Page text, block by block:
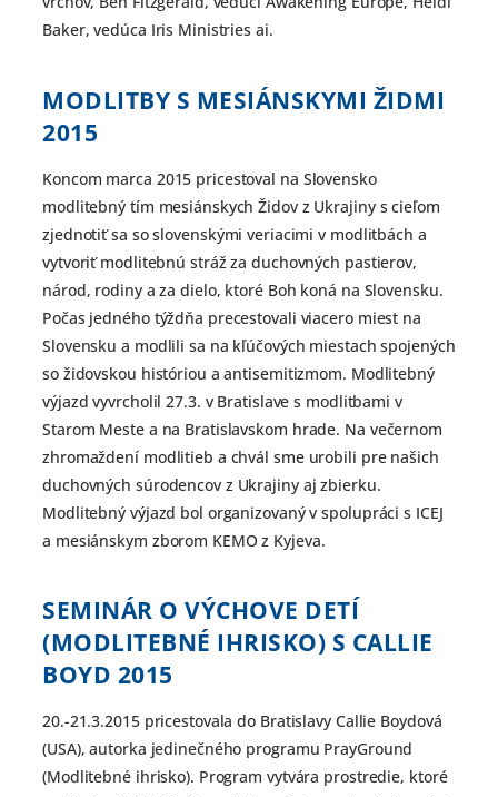
Baker, vedúca Iris Ministries ai.
MODLITBY S MESIÁNSKYMI ŽIDMI
2015
Koncom marca 2015 pricestoval na Slovensko
modlitebný tím mesiánskych Židov z Ukrajiny s cieľom
zjednotiť sa so slovenskými veriacimi v modlitbách a
vytvoriť modlitebnú stráž za duchovných pastierov,
národ, rodiny a za dielo, ktoré Boh koná na Slovensku.
Počas jedného týždňa precestovali viacero miest na
Slovensku a modlili sa na kľúčových miestach spojených
so židovskou históriou a antisemitizmom. Modlitebný
výjazd vyvrcholil 27.3. v Bratislave s modlitbami v
Starom Meste a na Bratislavskom hrade. Na večernom
zhromaždení modlitieb a chvál sme urobili pre našich
duchovných súrodencov z Ukrajiny aj zbierku.
Modlitebný výjazd bol organizovaný v spolupráci s ICEJ
a mesiánskym zborom KEMO z Kyjeva.
SEMINÁR O VÝCHOVE DETÍ
(MODLITEBNÉ IHRISKO) S CALLIE
BOYD 2015
20.-21.3.2015 pricestovala do Bratislavy Callie Boydová
(USA), autorka jedinečného programu PrayGround
(Modlitebné ihrisko). Program vytvára prostredie, ktoré